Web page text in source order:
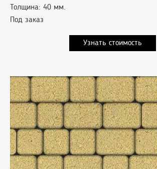
Толщина: 40 мм.
Под заказ
Узнать стоимость